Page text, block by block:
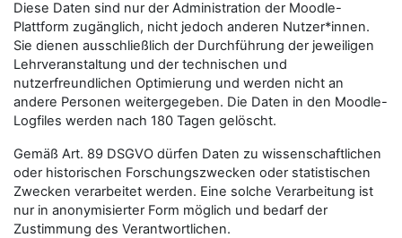
Diese Daten sind nur der Administration der Moodle-
Plattform zugänglich, nicht jedoch anderen Nutzer*innen.
Sie dienen ausschließlich der Durchführung der jeweiligen
Lehrveranstaltung und der technischen und
nutzerfreundlichen Optimierung und werden nicht an
andere Personen weitergegeben. Die Daten in den Moodle-
Logfiles werden nach 180 Tagen gelöscht.
Gemäß Art. 89 DSGVO dürfen Daten zu wissenschaftlichen
oder historischen Forschungszwecken oder statistischen
Zwecken verarbeitet werden. Eine solche Verarbeitung ist
nur in anonymisierter Form möglich und bedarf der
Zustimmung des Verantwortlichen.